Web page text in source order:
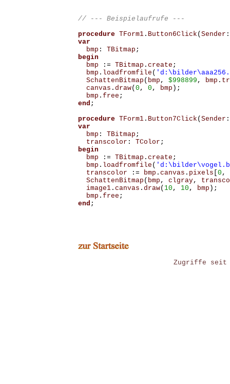
procedure TForm1. Button6Click ( Sender :
var
bmp : TBitmap ;
begin
bmp
:= TBitmap . create ;
bmp . loadfromfile (
SchattenBitmap ( bmp , $998899 , bmp .
canvas . draw( 0 , 0 , bmp );
bmp . free ;
end ;
procedure TForm1. Button7Click ( Sender :
var
bmp : TBitmap ;
transcolor : TColor ;
begin
bmp
:= TBitmap . create ;
bmp . loadfromfile (
transcolor
:= bmp . canvas . pixels 0 ,
SchattenBitmap ( bmp , clgray,
image1. canvas . draw( 10 , 10 , bmp );
bmp . free ;
end ;
Zugriffe seit